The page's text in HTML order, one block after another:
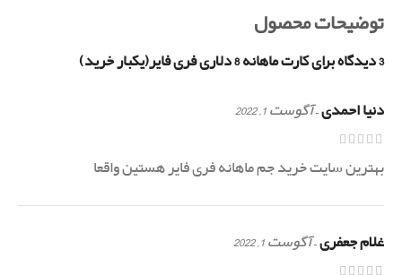
توضیحات محصول
3 دیدگاه برای کارت ماهانه 8 دلاری فری فایر(یکبار خرید)
دنیا احمدی–آگوست 1, 2022
بهترین سایت خرید جم ماهانه فری فایر هستین واقعا
غلام جعفری–آگوست 1, 2022